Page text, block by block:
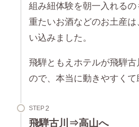
組み紐体験を朝一入れるの
重たいお酒などのお土産
い込みました。
飛騨ともえホテルが飛騨
ので、本当に動きやすくて
STEP
飛騨古川⇒高山へ